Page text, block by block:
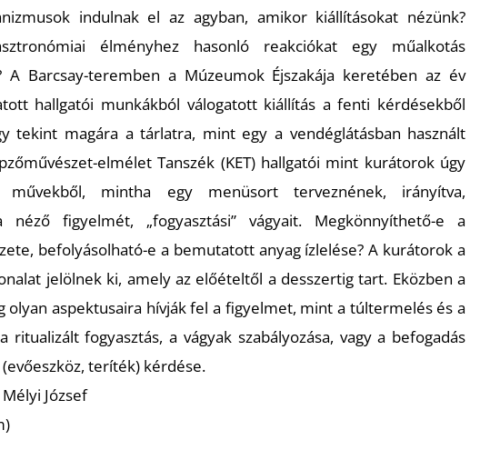
indulnak el az agyban, amikor kiállításokat nézünk?
élményhez hasonló reakciókat egy műalkotás
A Barcsay-teremben a Múzeumok Éjszakája keretében az év
hallgatói munkákból válogatott kiállítás a fenti kérdésekből
tekint magára a tárlatra, mint egy a vendéglátásban használt
elmélet Tanszék (KET) hallgatói mint kurátorok úgy
művekből, mintha egy menüsort terveznének, irányítva,
néző figyelmét, „fogyasztási” vágyait. Megkönnyíthető-e a
befolyásolható-e a bemutatott anyag ízlelése? A kurátorok a
jelölnek ki, amely az előételtől a desszertig tart. Eközben a
olyan aspektusaira hívják fel a figyelmet, mint a túltermelés és a
ritualizált fogyasztás, a vágyak szabályozása, vagy a befogadás
teríték) kérdése.
József